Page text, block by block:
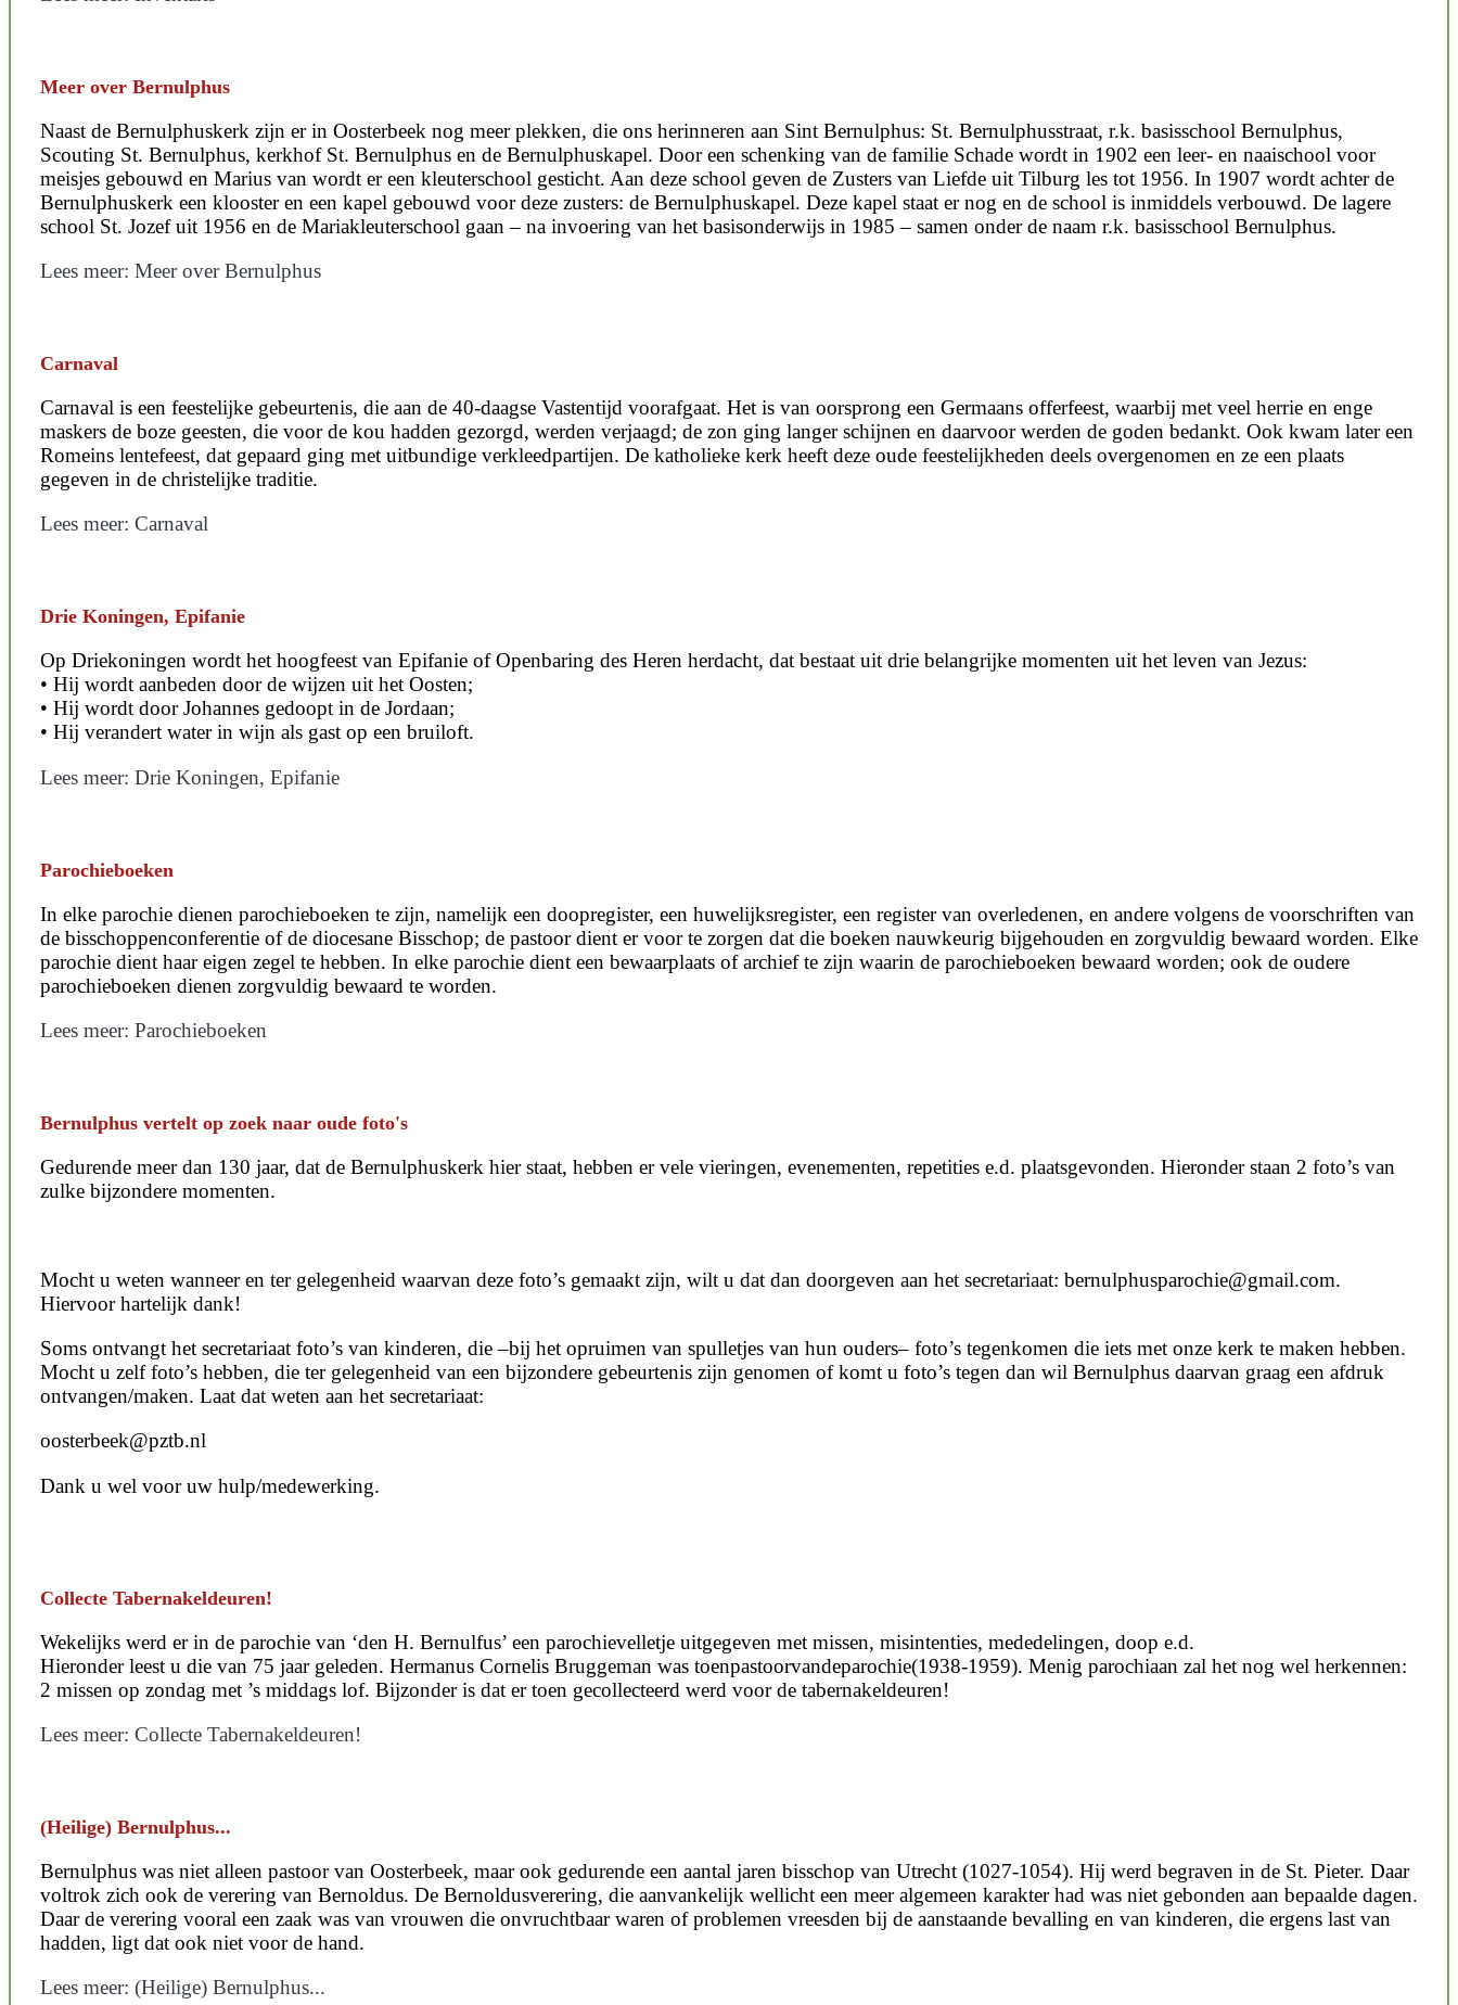
Meer over Bernulphus
Naast de Bernulphuskerk zijn er in Oosterbeek nog meer plekken, die ons herinneren aan Sint Bernulphus: St. Bernulphusstraat, r.k. basisschool Bernulphus,
Scouting St. Bernulphus, kerkhof St. Bernulphus en de Bernulphuskapel. Door een schenking van de familie Schade wordt in 1902 een leer- en naaischool voor
meisjes gebouwd en Marius van wordt er een kleuterschool gesticht. Aan deze school geven de Zusters van Liefde uit Tilburg les tot 1956. In 1907 wordt achter de
Bernulphuskerk een klooster en een kapel gebouwd voor deze zusters: de Bernulphuskapel. Deze kapel staat er nog en de school is inmiddels verbouwd. De lagere
school St. Jozef uit 1956 en de Mariakleuterschool gaan – na invoering van het basisonderwijs in 1985 – samen onder de naam r.k. basisschool Bernulphus.
Lees meer: Meer over Bernulphus
Carnaval
Carnaval is een feestelijke gebeurtenis, die aan de 40-daagse Vastentijd voorafgaat. Het is van oorsprong een Germaans offerfeest, waarbij met veel herrie en enge
maskers de boze geesten, die voor de kou hadden gezorgd, werden verjaagd; de zon ging langer schijnen en daarvoor werden de goden bedankt. Ook kwam later een
Romeins lentefeest, dat gepaard ging met uitbundige verkleedpartijen. De katholieke kerk heeft deze oude feestelijkheden deels overgenomen en ze een plaats
gegeven in de christelijke traditie.
Lees meer: Carnaval
Drie Koningen, Epifanie
Op Driekoningen wordt het hoogfeest van Epifanie of Openbaring des Heren herdacht, dat bestaat uit drie belangrijke momenten uit het leven van Jezus:
• Hij wordt aanbeden door de wijzen uit het Oosten;
• Hij wordt door Johannes gedoopt in de Jordaan;
• Hij verandert water in wijn als gast op een bruiloft.
Lees meer: Drie Koningen, Epifanie
Parochieboeken
In elke parochie dienen parochieboeken te zijn, namelijk een doopregister, een huwelijksregister, een register van overledenen, en andere volgens de voorschriften van
de bisschoppenconferentie of de diocesane Bisschop; de pastoor dient er voor te zorgen dat die boeken nauwkeurig bijgehouden en zorgvuldig bewaard worden. Elke
parochie dient haar eigen zegel te hebben. In elke parochie dient een bewaarplaats of archief te zijn waarin de parochieboeken bewaard worden; ook de oudere
parochieboeken dienen zorgvuldig bewaard te worden.
Lees meer: Parochieboeken
Bernulphus vertelt op zoek naar oude foto's
Gedurende meer dan 130 jaar, dat de Bernulphuskerk hier staat, hebben er vele vieringen, evenementen, repetities e.d. plaatsgevonden. Hieronder staan 2 foto’s van
zulke bijzondere momenten.
Mocht u weten wanneer en ter gelegenheid waarvan deze foto’s gemaakt zijn, wilt u dat dan doorgeven aan het secretariaat: bernulphusparochie@gmail.com.
Hiervoor hartelijk dank!
Soms ontvangt het secretariaat foto’s van kinderen, die –bij het opruimen van spulletjes van hun ouders– foto’s tegenkomen die iets met onze kerk te maken hebben.
Mocht u zelf foto’s hebben, die ter gelegenheid van een bijzondere gebeurtenis zijn genomen of komt u foto’s tegen dan wil Bernulphus daarvan graag een afdruk
ontvangen/maken. Laat dat weten aan het secretariaat:
oosterbeek@pztb.nl
Dank u wel voor uw hulp/medewerking.
Collecte Tabernakeldeuren!
Wekelijks werd er in de parochie van ‘den H. Bernulfus’ een parochievelletje uitgegeven met missen, misintenties, mededelingen, doop e.d.
Hieronder leest u die van 75 jaar geleden. Hermanus Cornelis Bruggeman was toenpastoorvandeparochie(1938-1959). Menig parochiaan zal het nog wel herkennen:
2 missen op zondag met ’s middags lof. Bijzonder is dat er toen gecollecteerd werd voor de tabernakeldeuren!
Lees meer: Collecte Tabernakeldeuren!
(Heilige) Bernulphus...
Bernulphus was niet alleen pastoor van Oosterbeek, maar ook gedurende een aantal jaren bisschop van Utrecht (1027-1054). Hij werd begraven in de St. Pieter. Daar
voltrok zich ook de verering van Bernoldus. De Bernoldusverering, die aanvankelijk wellicht een meer algemeen karakter had was niet gebonden aan bepaalde dagen.
Daar de verering vooral een zaak was van vrouwen die onvruchtbaar waren of problemen vreesden bij de aanstaande bevalling en van kinderen, die ergens last van
hadden, ligt dat ook niet voor de hand.
Lees meer: (Heilige) Bernulphus...